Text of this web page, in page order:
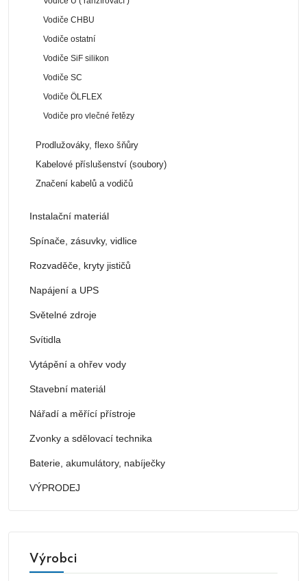
Vodiče CHBU
Vodiče ostatní
Vodiče SiF silikon
Vodiče SC
Vodiče ÖLFLEX
Vodiče pro vlečné řetězy
Prodlužováky, flexo šňůry
Kabelové příslušenství (soubory)
Značení kabelů a vodičů
Instalační materiál
Spínače, zásuvky, vidlice
Rozvaděče, kryty jističů
Napájení a UPS
Světelné zdroje
Svítidla
Vytápění a ohřev vody
Stavební materiál
Nářadí a měřící přístroje
Zvonky a sdělovací technika
Baterie, akumulátory, nabíječky
VÝPRODEJ
Výrobci